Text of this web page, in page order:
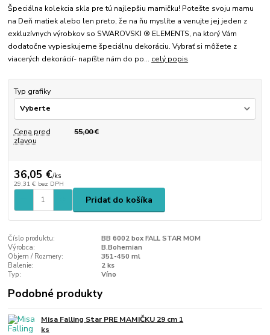
Špeciálna kolekcia skla pre tú najlepšiu mamičku! Potešte svoju mamu
na Deň matiek alebo len preto, že na ňu myslíte a venujte jej jeden z
exkluzívnych výrobkov so SWAROVSKI ® ELEMENTS, na ktorý Vám
dodatočne vypieskujeme špeciálnu dekoráciu. Vybrať si môžete z
viacerých dekorácií- napíšte nám do po... celý popis
Typ grafiky
Cena pred
zľavou
55,00 €
36,05 €/ks
29,31 € bez DPH
Pridať do košíka
Číslo produktu:
BB 6002 box FALL STAR MOM
Výrobca:
B.Bohemian
Objem / Rozmery:
351-450 ml
Balenie:
2 ks
Typ:
Víno
Podobné produkty
Misa Falling Star PRE MAMIČKU 29 cm 1
ks